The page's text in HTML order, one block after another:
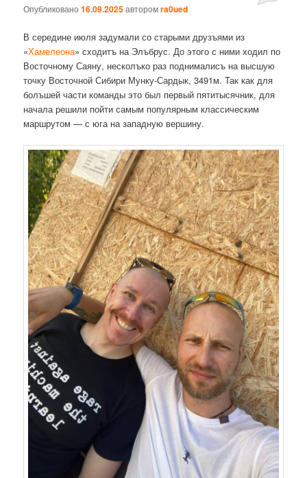
Опубликовано16.09.2025авторомra0ued
В середине июля задумали со старыми друзъями из
«Хамелеона» сходитъ на Элъбрус. До этого с ними ходил по
Восточному Саяну, несколъко раз поднималисъ на высшую
точку Восточной Сибири Мунку-Сардык, 3491м. Так как для
болъшей части команды это был первый пятитысячник, для
начала решили пойти самым популярным классическим
маршрутом — с юга на западную вершину.